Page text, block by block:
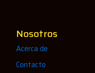
Nosotros
Acerca de
Contacto